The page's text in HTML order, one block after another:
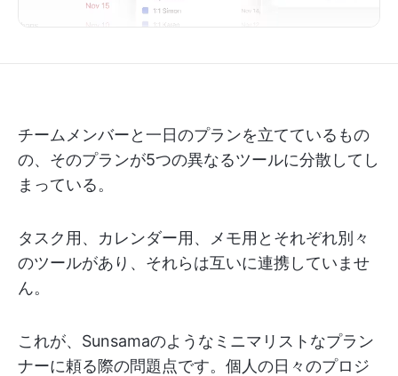
チームメンバーと一日のプランを立てているもの
の、そのプランが5つの異なるツールに分散してし
まっている。
タスク用、カレンダー用、メモ用とそれぞれ別々
のツールがあり、それらは互いに連携していませ
ん。
これが、Sunsamaのようなミニマリストなプラン
ナーに頼る際の問題点です。個人の日々のプロジ